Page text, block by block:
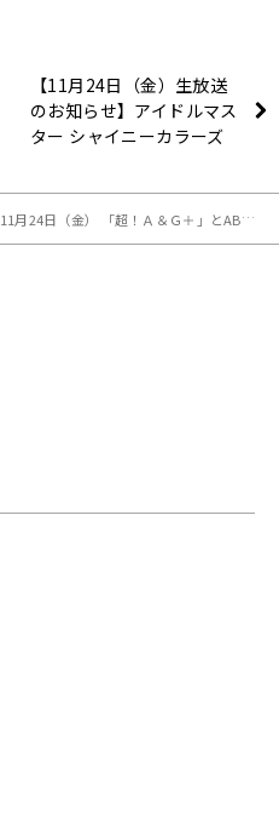
【11月24日（金）生放送
のお知らせ】アイドルマス
ター シャイニーカラーズ
11月24日（金） 「超！Ａ＆Ｇ＋」とABEMAで放送！『鈴村健一のラジベースRX』#46